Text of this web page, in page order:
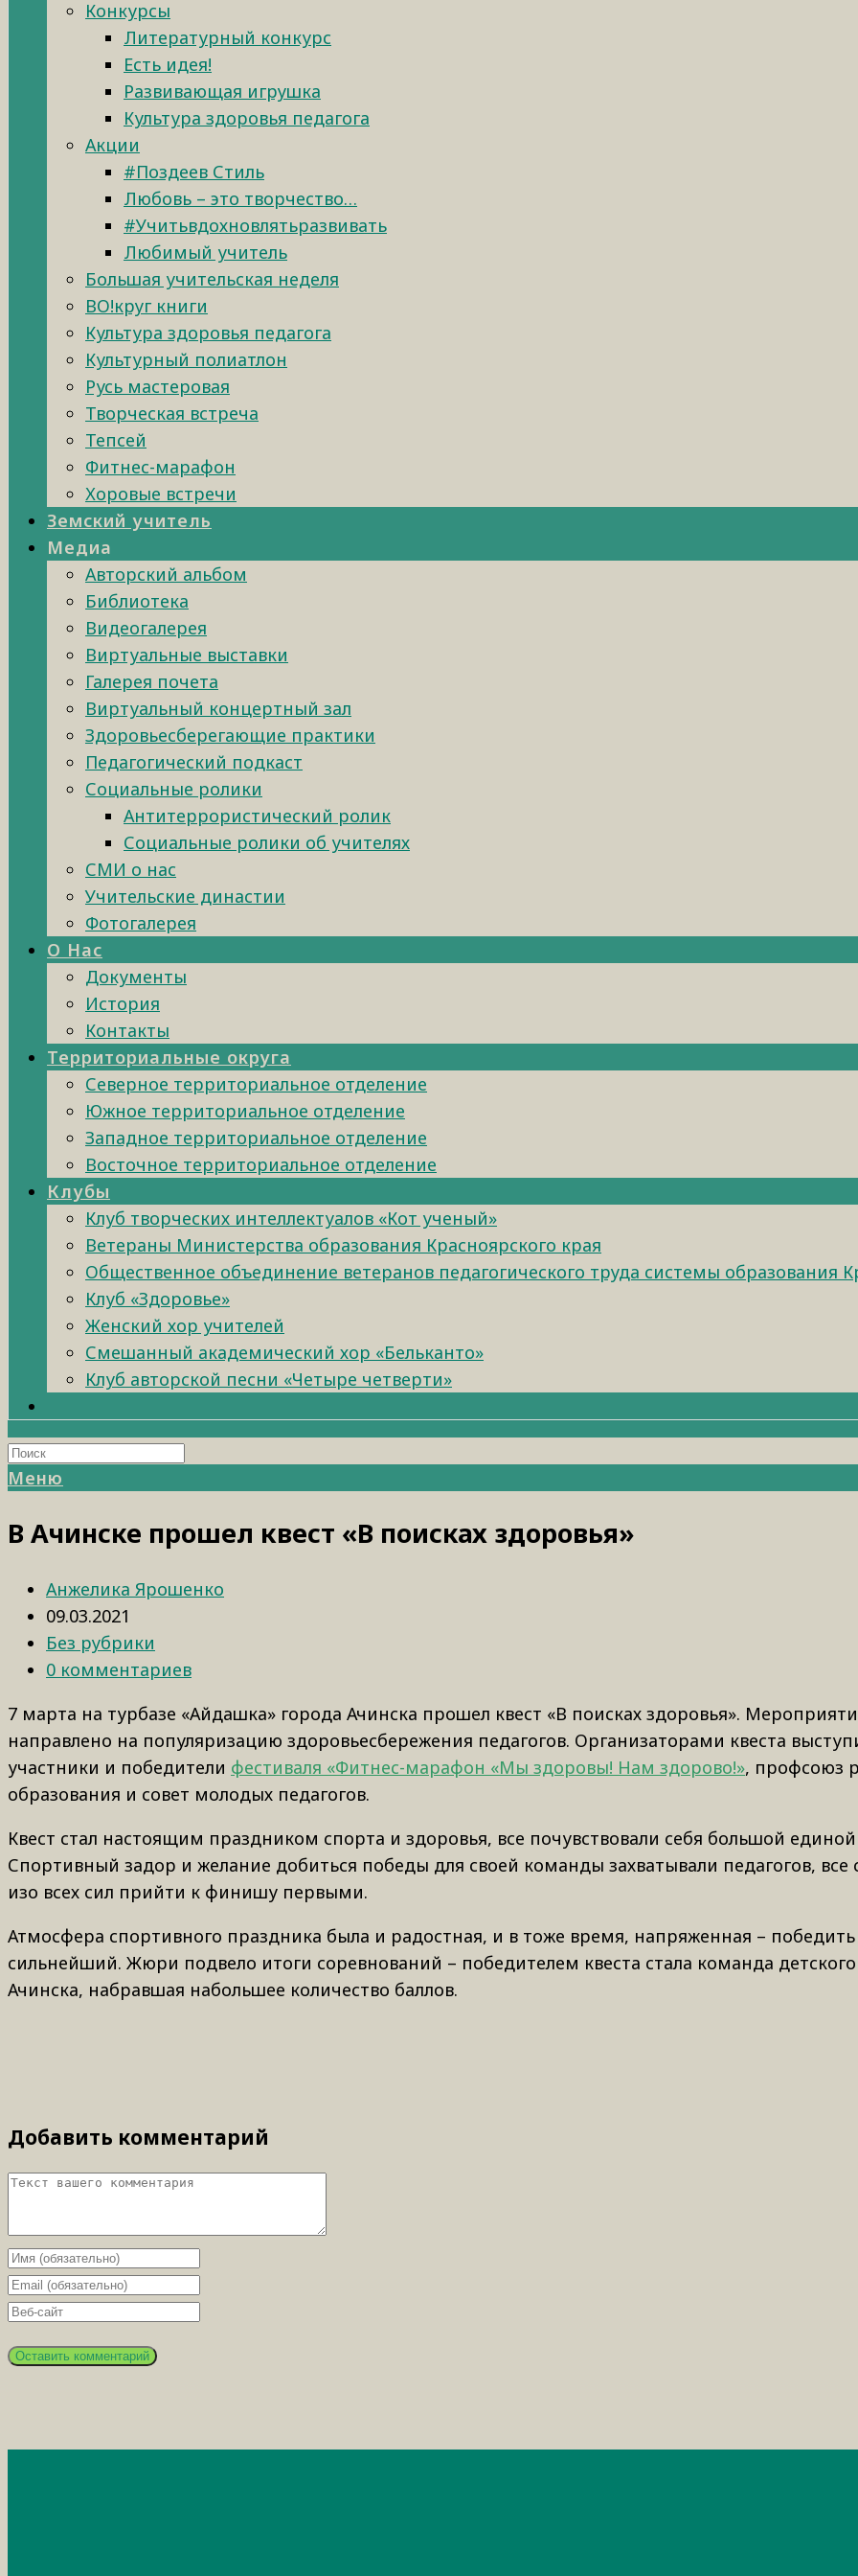
Конкурсы
Литературный конкурс
Есть идея!
Развивающая игрушка
Культура здоровья педагога
Акции
#Поздеев Стиль
Любовь – это творчество…
#Учитьвдохновлятьразвивать
Любимый учитель
Большая учительская неделя
ВО!круг книги
Культура здоровья педагога
Культурный полиатлон
Русь мастеровая
Творческая встреча
Тепсей
Фитнес-марафон
Хоровые встречи
Земский учитель
Медиа
Авторский альбом
Библиотека
Видеогалерея
Виртуальные выставки
Галерея почета
Виртуальный концертный зал
Здоровьесберегающие практики
Педагогический подкаст
Социальные ролики
Антитеррористический ролик
Социальные ролики об учителях
СМИ о нас
Учительские династии
Фотогалерея
О Нас
Документы
История
Контакты
Территориальные округа
Северное территориальное отделение
Южное территориальное отделение
Западное территориальное отделение
Восточное территориальное отделение
Клубы
Клуб творческих интеллектуалов «Кот ученый»
Ветераны Министерства образования Красноярского края
Общественное объединение ветеранов педагогического труда системы образования
Клуб «Здоровье»
Женский хор учителей
Смешанный академический хор «Бельканто»
Клуб авторской песни «Четыре четверти»
Меню
В Ачинске прошел квест «В поисках здоровья»
Анжелика Ярошенко
09.03.2021
Без рубрики
0 комментариев
7 марта на турбазе «Айдашка» города Ачинска прошел квест «В поисках здоровья».
направлено на популяризацию здоровьесбережения педагогов. Организаторами квеста
участники и победители фестиваля «Фитнес-марафон «Мы здоровы! Нам здорово!», профсоюз
образования и совет молодых педагогов.
Квест стал настоящим праздником спорта и здоровья, все почувствовали себя большой
Спортивный задор и желание добиться победы для своей команды захватывали педагогов, все
изо всех сил прийти к финишу первыми.
Атмосфера спортивного праздника была и радостная, и в тоже время, напряженная –
сильнейший. Жюри подвело итоги соревнований – победителем квеста стала команда
Ачинска, набравшая набольшее количество баллов.
Добавить комментарий